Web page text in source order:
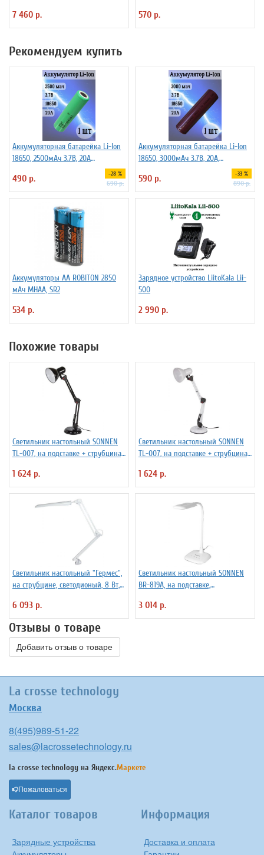
7 460 р. 570 р.
Рекомендуем купить
Аккумуляторная батарейка Li-Ion
18650, 2500мАч 3.7В, 20A
490 р. -28 %
690 р.
Аккумуляторная батарейка Li-Ion
18650, 3000мАч 3.7В, 20A,
высокомощный, незащищенный
590 р. -33 %
890 р.
Аккумуляторы АА ROBITON 2850
мАч MHAA, SR2
534 р.
Зарядное устройство LiitoKala Lii-
500
2 990 р.
Похожие товары
Светильник настольный SONNEN
TL-007, на подставке + струбцина,
235540
1 624 р.
Светильник настольный SONNEN
TL-007, на подставке + струбцина,
235539
1 624 р.
Светильник настольный "Гермес",
на струбцине, светодионый, 8 Вт,
высота 60 см
6 093 р.
Светильник настольный SONNEN
BR-819A, на подставке,
3 014 р.
Отзывы о товаре
Добавить отзыв о товаре
La crosse technology
Москва
8(495)989-51-22
sales@lacrossetechnology.ru
la crosse technology на Яндекс.Маркете
Пожаловаться
Каталог товаров
Зарядные устройства
Информация
Доставка и оплата